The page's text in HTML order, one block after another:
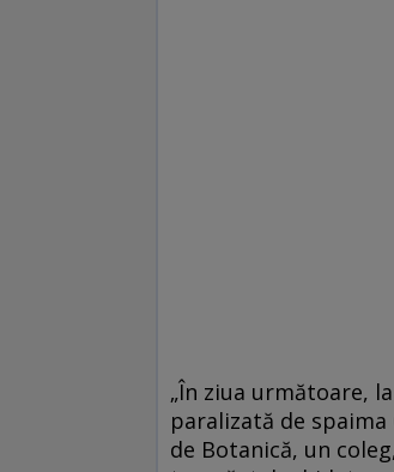
„În ziua următoare,
paralizată de
de Botanică, un